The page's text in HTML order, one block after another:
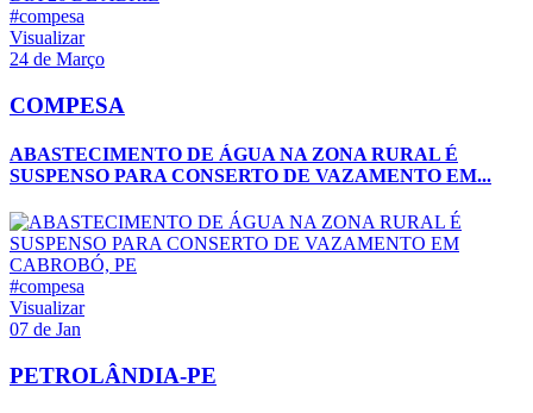
#compesa
Visualizar
24 de Março
COMPESA
ABASTECIMENTO DE ÁGUA NA ZONA RURAL É
SUSPENSO PARA CONSERTO DE VAZAMENTO EM...
#compesa
Visualizar
07 de Jan
PETROLÂNDIA-PE